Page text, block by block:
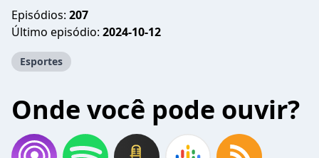
Episódios: 207
Último episódio: 2024-10-12
Esportes
Onde você pode ouvir?